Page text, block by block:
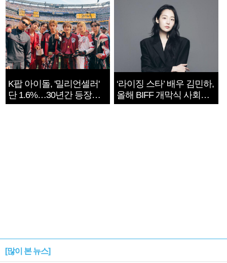
K팝 아이돌, '밀리언셀러'
단 1.6%…30년간 등장
1182개팀 전수조사
‘라이징 스타’ 배우 김민하,
올해 BIFF 개막식 사회자
확정
[많이 본 뉴스]